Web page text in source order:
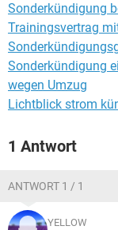
Sonderkündigung
Trainingsvertrag
Sonderkündigung
wegen Umzug
Lichtblick strom
1 Antwort
ANTWORT 1 / 1
YELLOW